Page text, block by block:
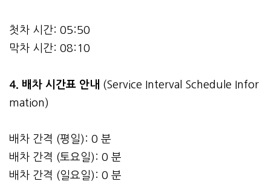
첫차 시간: 05:50
막차 시간: 08:10
4. 배차 시간표 안내 (Service Interval Schedule Infor
mation)
배차 간격 (평일): 0 분
배차 간격 (토요일): 0 분
배차 간격 (일요일): 0 분